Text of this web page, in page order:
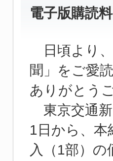
電子版購読
日頃より
聞」をご愛
ありがとう
東京交通
1日から、本
入（1部）